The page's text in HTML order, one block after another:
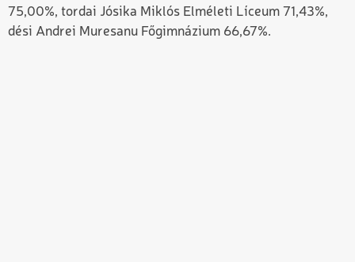
75,00%, tordai Jósika Miklós Elméleti Líceum 71,43%,
dési Andrei Muresanu Főgimnázium 66,67%.